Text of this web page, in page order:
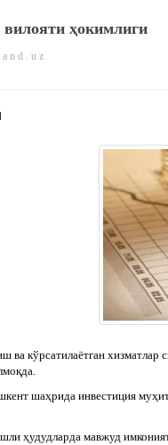
ҳокимлиги
n d . u z
кўрсатилаётган
шаҳрида инвестиция
ҳудудларда мавжуд